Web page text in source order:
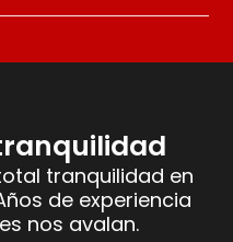
tranquilidad en
de experiencia
nos avalan.